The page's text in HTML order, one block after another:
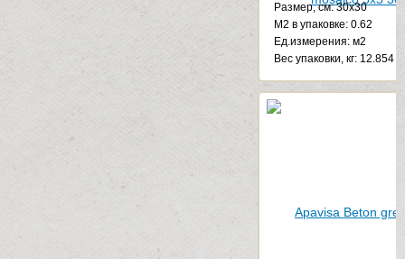
Размер, см: 30x30
М2 в упаковке: 0.62
Ед.измерения: м2
Веc упаковки, кг: 12.854